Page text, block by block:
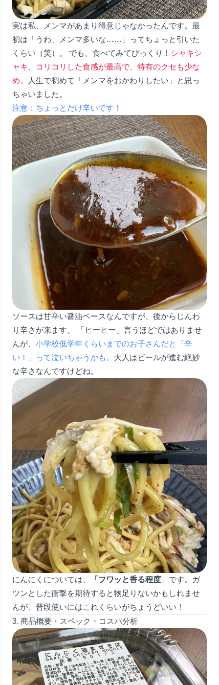
実は私、メンマがあまり得意じゃなかったんです。最
初は「うわ、メンマ多いな……」ってちょっと引いた
くらい（笑）。 でも、食べてみてびっくり！ シャキシ
ャキ、コリコリした食感が最高で、特有のクセも少な
め。
人生で初めて「メンマをおかわりしたい」と思っ
ちゃいました。
注意：ちょっとだけ辛いです！
ソースは甘辛い醤油ベースなんですが、後からじんわ
り辛さが来ます。 「ヒーヒー」言うほどではありませ
んが、 小学校低学年くらいまでのお子さんだと「辛
い！」って泣いちゃうかも。 大人はビールが進む絶妙
な辛さなんですけどね。
にんにくについては、 「フワッと香る程度 」です。ガ
ツンとした衝撃を期待すると物足りないかもしれませ
んが、普段使いにはこれくらいがちょうどいい！
3. 商品概要・スペック・コスパ分析